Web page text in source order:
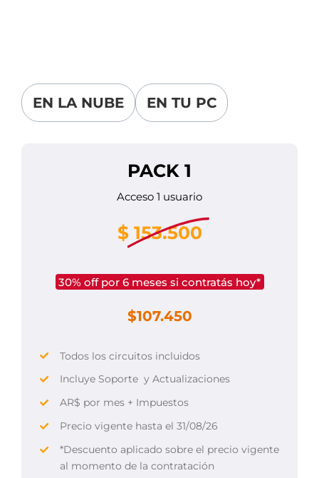
EN LA NUBE EN TU PC
PACK 1
Acceso 1 usuario
$ 153.500
30% off por 6 meses si contratás hoy*
$107.450
Todos los circuitos incluidos
Incluye Soporte y Actualizaciones
AR$ por mes + Impuestos
Precio vigente hasta el 31/08/26
*Descuento aplicado sobre el precio vigente
al momento de la contratación